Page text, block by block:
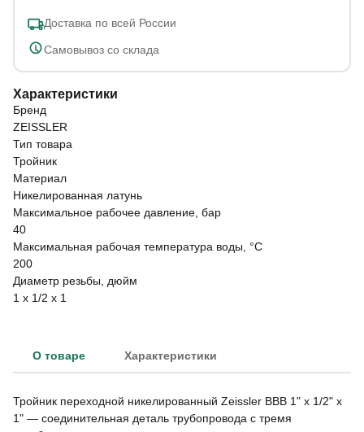
Доставка по всей России
Самовывоз со склада
Характеристики
Бренд
ZEISSLER
Тип товара
Тройник
Материал
Никелированная латунь
Максимальное рабочее давление, бар
40
Максимальная рабочая температура воды, °C
200
Диаметр резьбы, дюйм
1 х 1/2 х 1
О товаре Характеристики
Тройник переходной никелированный Zeissler ВВВ 1" х 1/2" х
1" — соединительная деталь трубопровода с тремя